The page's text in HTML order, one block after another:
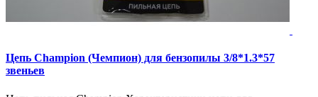
Цепь Champion (Чемпион) для бензопилы 3/8*1.3*57
звеньев